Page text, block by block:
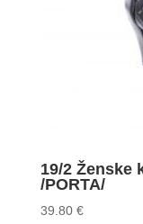
19/2 Ženske
/PORTA/
39.80 €